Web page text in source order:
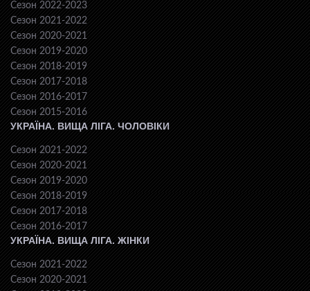
Сезон 2022-2023
Сезон 2021-2022
Сезон 2020-2021
Сезон 2019-2020
Сезон 2018-2019
Сезон 2017-2018
Сезон 2016-2017
Сезон 2015-2016
УКРАЇНА. ВИЩА ЛІГА. ЧОЛОВІКИ
Сезон 2021-2022
Сезон 2020-2021
Сезон 2019-2020
Сезон 2018-2019
Сезон 2017-2018
Сезон 2016-2017
УКРАЇНА. ВИЩА ЛІГА. ЖІНКИ
Сезон 2021-2022
Сезон 2020-2021